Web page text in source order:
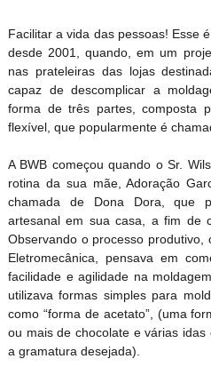
Facilitar a vida das pessoas! Esse
desde 2001, quando, em um
nas prateleiras das lojas
capaz de descomplicar a
forma de três partes, composta
flexível, que popularmente é
A BWB começou quando o Sr.
rotina da sua mãe, Adoração
chamada de Dona Dora, que
artesanal em sua casa, a fim de
Observando o processo produtivo,
Eletromecânica, pensava em
facilidade e agilidade na
utilizava formas simples para
como “forma de acetato”, (uma
ou mais de chocolate e várias
a gramatura desejada).